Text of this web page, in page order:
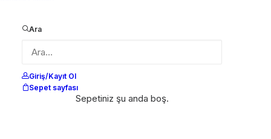
Ara
Giriş/Kayıt Ol
Sepet sayfası
Sepetiniz şu anda boş.
markalaşma sürecinde karşımızda
itibariyle birbirleri arasındaki farklı
uzunluklardaki boşluklarını ifade eder.